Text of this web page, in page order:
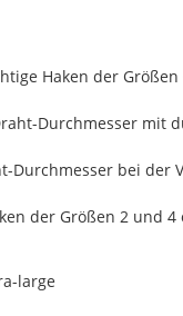
Haken der Größen
Durchmesser mit
Durchmesser bei der
der Größen 2 und
large